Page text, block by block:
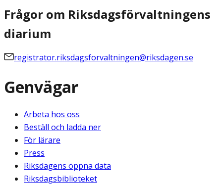
Frågor om Riksdagsförvaltningens
diarium
registrator.riksdagsforvaltningen@riksdagen.se
Genvägar
Arbeta hos oss
Beställ och ladda ner
För lärare
Press
Riksdagens öppna data
Riksdagsbiblioteket